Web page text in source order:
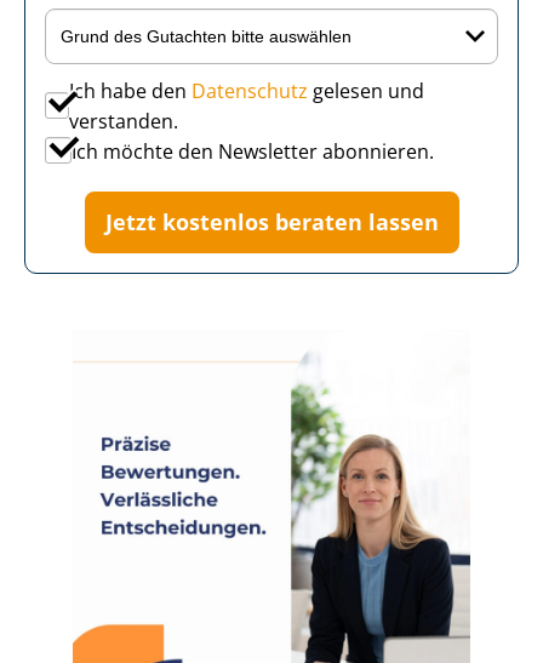
Ich habe den Datenschutz gelesen und
verstanden.
Ich möchte den Newsletter abonnieren.
Jetzt kostenlos beraten lassen